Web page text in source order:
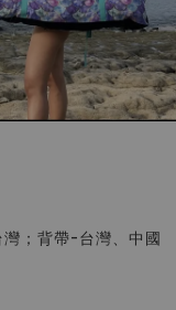
；背帶-台灣、中國